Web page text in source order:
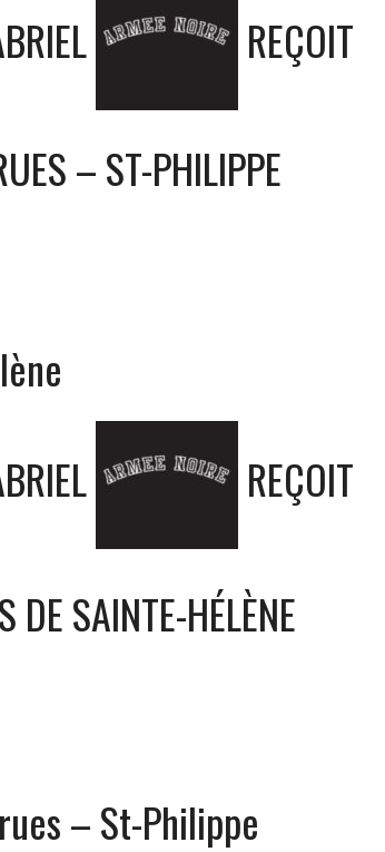
REÇOIT
– ST-PHILIPPE
REÇOIT
DE SAINTE-HÉLÈNE
– St-Philippe